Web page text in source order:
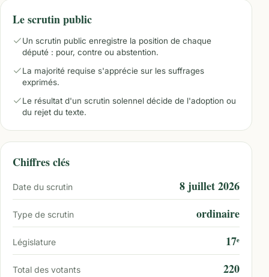
Le scrutin public
Un scrutin public enregistre la position de chaque
député : pour, contre ou abstention.
La majorité requise s'apprécie sur les suffrages
exprimés.
Le résultat d'un scrutin solennel décide de l'adoption ou
du rejet du texte.
Chiffres clés
Date du scrutin 8 juillet 2026
Type de scrutin ordinaire
Législature 17ᵉ
Total des votants 220